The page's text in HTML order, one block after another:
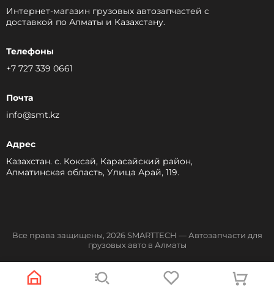
Интернет-магазин грузовых автозапчастей c
доставкой по Алматы и Казахстану.
Телефоны
+7 727 339 0661
Почта
info@smt.kz
Адрес
Казахстан. с. Коксай, Карасайский район,
Алматинская область, Улица Арай, 119.
Все права защищены, 2026 SMARTTECH — Автозапчасти для
грузовых авто в Алматы